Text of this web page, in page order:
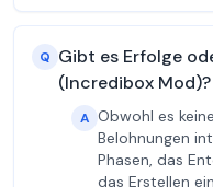
Q Gibt es Erfolge
(Incredibox Mod)?
A Obwohl es
Belohnungen
Phasen, das
das Erstellen